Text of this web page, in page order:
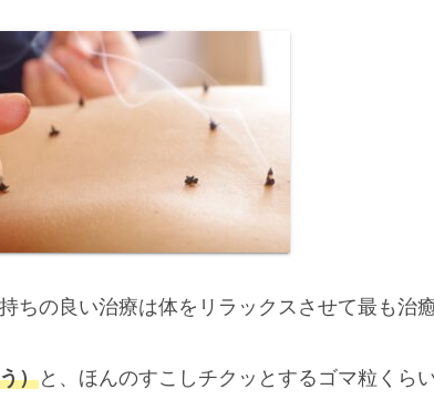
ちの良い治療は体をリラックスさせて最も治
）と、ほんのすこしチクッとするゴマ粒くら